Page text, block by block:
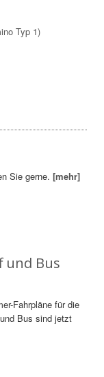
Typ 1)
Sie gerne.[mehr]
und Bus
Fahrpläne für die
Bus sind jetzt